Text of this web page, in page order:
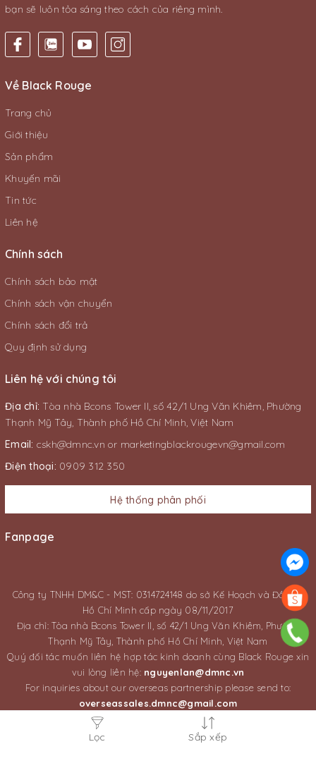
Lọc Sắp xếp
bạn sẽ luôn tỏa sáng theo cách của riêng mình.
Về Black Rouge
Trang chủ
Giới thiệu
Sản phẩm
Khuyến mãi
Tin tức
Liên hệ
Chính sách
Chính sách bảo mật
Chính sách vận chuyển
Chính sách đổi trả
Quy định sử dụng
Liên hệ với chúng tôi
Địa chỉ: Tòa nhà Bcons Tower II, số 42/1 Ung Văn Khiêm, Phường
Thạnh Mỹ Tây, Thành phố Hồ Chí Minh, Việt Nam
Email: cskh@dmnc.vn or marketingblackrougevn@gmail.com
Điện thoại: 0909 312 350
Hệ thống phân phối
Công ty TNHH DM&C - MST: 0314724148 do sở Kế Hoạch và Đầu Tư
Hồ Chí Minh cấp ngày 08/11/2017
Địa chỉ: Tòa nhà Bcons Tower II, số 42/1 Ung Văn Khiêm, Phường
Thạnh Mỹ Tây, Thành phố Hồ Chí Minh, Việt Nam
Quý đối tác muốn liên hệ hợp tác kinh doanh cùng Black Rouge xin
vui lòng liên hệ: nguyenlan@dmnc.vn
For inquiries about our overseas partnership please send to:
overseassales.dmnc@gmail.com
Fanpage